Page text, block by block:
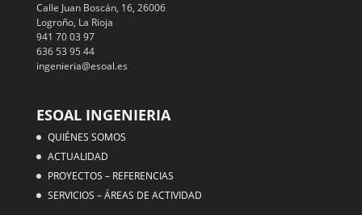
Calle Juan Boscán, 16, 26006
Logroño, La Rioja
941 70 03 97
636 53 95 44
ingenieria@esoal.es
ESOAL INGENIERIA
QUIÉNES SOMOS
ACTUALIDAD
PROYECTOS – REFERENCIAS
SERVICIOS – ÁREAS DE ACTIVIDAD